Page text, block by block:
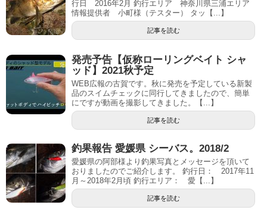
行日 2016年2月 釣行エリア 神奈川県三浦エリア
情報提供者 小町様（テスター） タッ【...】
記事を読む
発売予告【仮称ローリングベイト シャ
ッド】2021秋予定
WEB広報の古賀です。秋に発売を予定している新製
品のスイムチェックに同行してきましたので、簡単
にですが動画を撮影してきました。【...】
記事を読む
釣果報告 愛媛県 シーバス。2018/2
愛媛県の阿部様より釣果写真とメッセージを頂いて
おりましたのでご紹介します。 釣行日： 2017年11
月～2018年2月頃 釣行エリア： 愛【...】
記事を読む